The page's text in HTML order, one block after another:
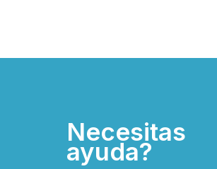
Necesitas
ayuda?